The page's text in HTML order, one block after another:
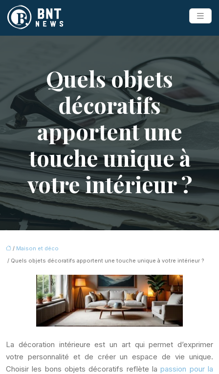
Quels objets
décoratifs
apportent une
touche unique à
votre intérieur ?
/ Maison et déco
/ Quels objets décoratifs apportent une touche unique à votre intérieur ?
La décoration intérieure est un art qui permet d’exprimer
votre personnalité et de créer un espace de vie unique.
Choisir les bons objets décoratifs reflète lapassion pour la